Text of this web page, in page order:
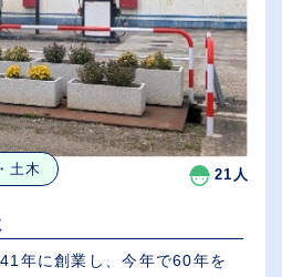
土木 21人
年に創業し、今年で60年を